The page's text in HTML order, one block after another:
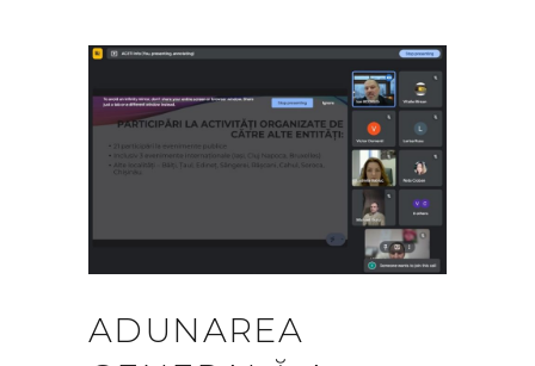
ADUNAREA